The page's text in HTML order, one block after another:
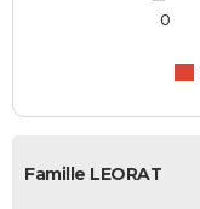
0
Famille LEORAT